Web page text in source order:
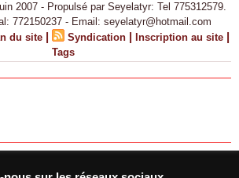
2007 - Propulsé par Seyelatyr: Tel 775312579.
772150237 - Email: seyelatyr@hotmail.com
du site | Syndication | Inscription au site |
Tags